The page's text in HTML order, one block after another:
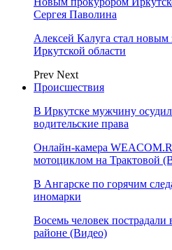
Сергея Паволина
Алексей Калуга стал новым
Иркутской области
Prev Next
Происшествия
В Иркутске мужчину
водительские права
Онлайн-камера
мотоциклом на Трактовой
В Ангарске по горячим
иномарки
Восемь человек
районе (Видео)